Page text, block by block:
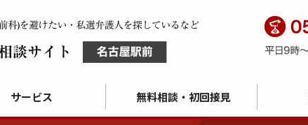
サービス 無料相談・初回接見